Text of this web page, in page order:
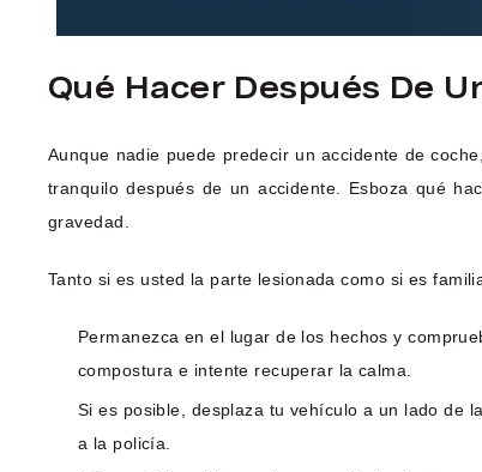
Qué Hacer Después De
Aunque nadie puede predecir un accidente de
tranquilo después de un accidente. Esboza qué
gravedad.
Tanto si es usted la parte lesionada como si es
Permanezca en el lugar de los hechos y
compostura e intente recuperar la calma.
Si es posible, desplaza tu vehículo a un lado de
a la policía.